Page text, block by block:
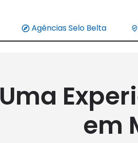
Agências Selo Belta
Uma
em